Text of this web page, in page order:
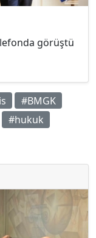
görüştü
#BMGK
#hukuk